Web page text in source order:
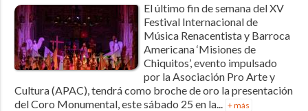
El último fin de semana del XV
Festival Internacional de
Música Renacentista y Barroca
Americana ‘Misiones de
Chiquitos’, evento impulsado
por la Asociación Pro Arte y
Cultura (APAC), tendrá como broche de oro la presentación
del Coro Monumental, este sábado 25 en la...
+ más